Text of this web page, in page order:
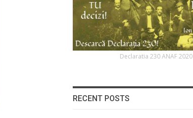
Declaratia 230 ANAF 2020
RECENT POSTS